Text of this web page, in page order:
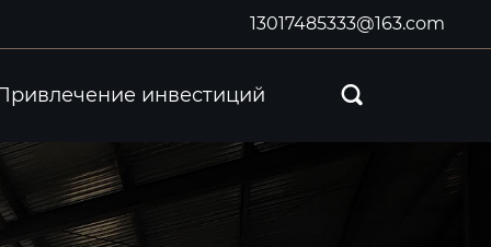
13017485333@163.com
инвестиций 